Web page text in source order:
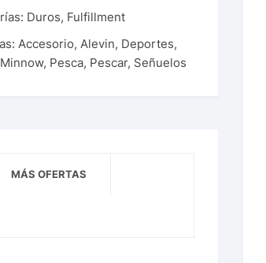
Duros, Fulfillment
Accesorio, Alevin, Deportes,
Minnow, Pesca, Pescar, Señuelos
MÁS OFERTAS